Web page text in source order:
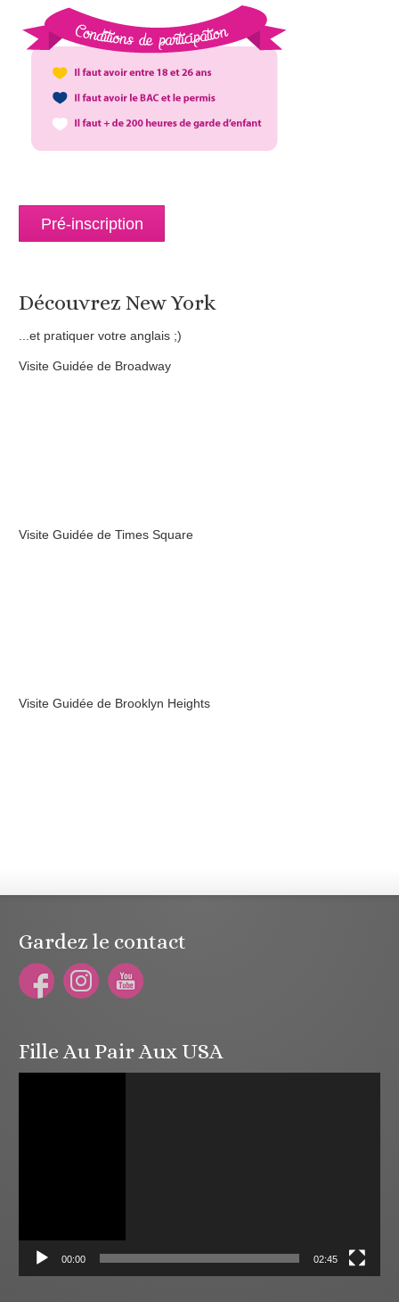
Pré-inscription
Découvrez New York
...et pratiquer votre anglais ;)
Visite Guidée de Broadway
Visite Guidée de Times Square
Visite Guidée de Brooklyn Heights
Gardez le contact
Fille Au Pair Aux USA
00:00 02:45